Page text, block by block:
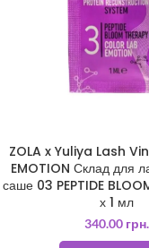
ZOLA x Yuliya Lash
EMOTION Склад для
саше 03 PEPTIDE
х 1 мл
340.00 грн.